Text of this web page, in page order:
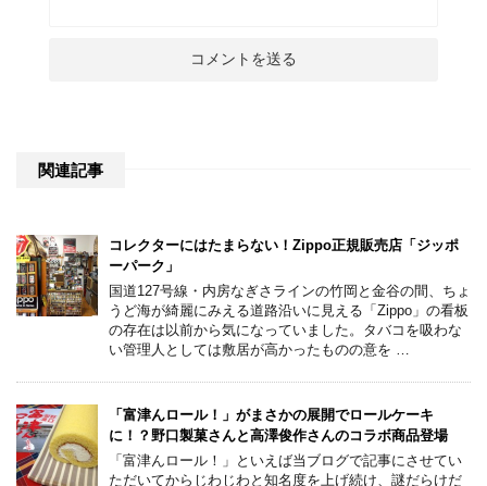
関連記事
コレクターにはたまらない！Zippo正規販売店「ジッポ
ーパーク」
国道127号線・内房なぎさラインの竹岡と金谷の間、ちょ
うど海が綺麗にみえる道路沿いに見える「Zippo」の看板
の存在は以前から気になっていました。タバコを吸わな
い管理人としては敷居が高かったものの意を …
「富津んロール！」がまさかの展開でロールケーキ
に！？野口製菓さんと高澤俊作さんのコラボ商品登場
「富津んロール！」といえば当ブログで記事にさせてい
ただいてからじわじわと知名度を上げ続け、謎だらけだ